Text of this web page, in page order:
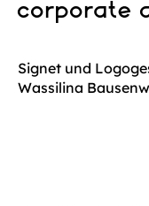
corporate
Signet und
Wassilina